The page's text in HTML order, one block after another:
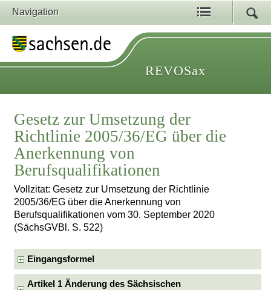
Navigation
REVOSax
Gesetz zur Umsetzung der
Richtlinie 2005/36/EG über die
Anerkennung von
Berufsqualifikationen
Vollzitat: Gesetz zur Umsetzung der Richtlinie
2005/36/EG über die Anerkennung von
Berufsqualifikationen vom 30. September 2020
(SächsGVBl. S. 522)
Eingangsformel
Artikel 1 Änderung des Sächsischen